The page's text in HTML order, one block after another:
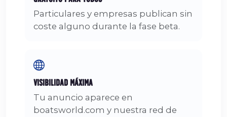
Particulares y empresas publican sin
coste alguno durante la fase beta.
Visibilidad Máxima
Tu anuncio aparece en
boatsworld.com y nuestra red de